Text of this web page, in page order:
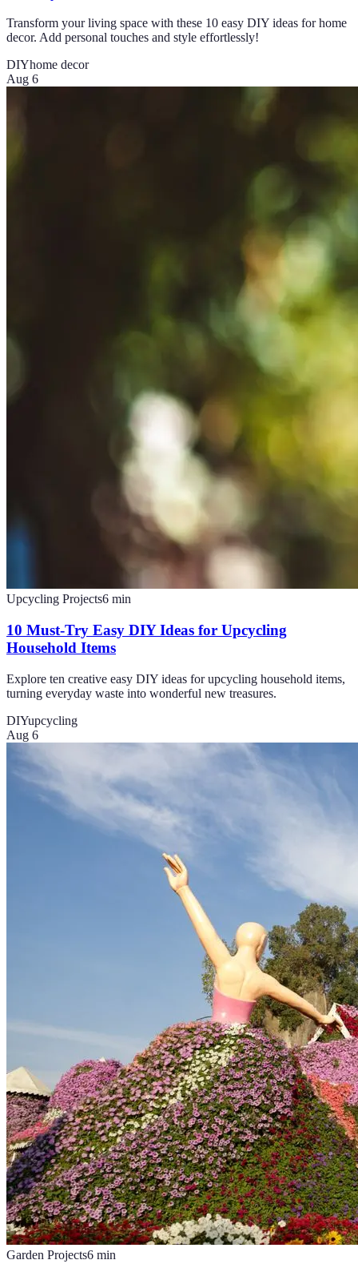
Transform your living space with these 10 easy DIY ideas for home
decor. Add personal touches and style effortlessly!
DIYhome decor
Aug 6
Upcycling Projects6 min
10 Must-Try Easy DIY Ideas for Upcycling
Household Items
Explore ten creative easy DIY ideas for upcycling household items,
turning everyday waste into wonderful new treasures.
DIYupcycling
Aug 6
Garden Projects6 min